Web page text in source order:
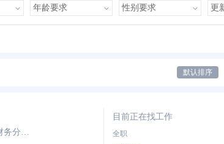
默认排序
期望职位：税务会计+成本会计+审计专员/助理+预算会计+财务分析员
目前正在找工作
全职